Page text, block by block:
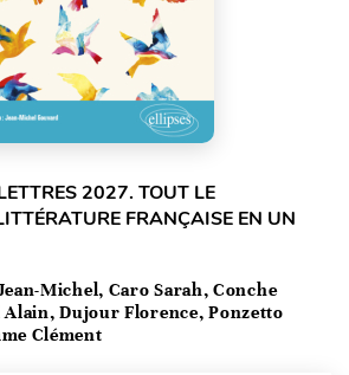
2027. TOUT LE
FRANÇAISE EN UN
Michel, Caro Sarah, Conche
Dujour Florence, Ponzetto
Clément